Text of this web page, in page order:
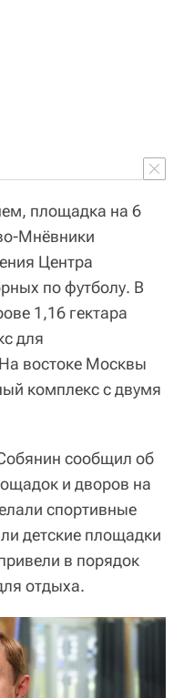
площадка на 6
Мнёвники
Центра
по футболу. В
1,16 гектара
для
востоке Москвы
комплекс с двумя
сообщил об
и дворов на
спортивные
детские площадки
в порядок
отдыха.